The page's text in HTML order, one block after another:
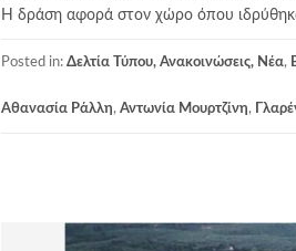
Η δράση αφορά στον χώρο όπου
Posted in: Δελτία Τύπου, Ανακοινώσεις, Νέα,
Αθανασία Ράλλη, Αντωνία Μουρτζίνη,